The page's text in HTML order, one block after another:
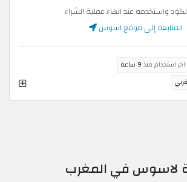
واستخدمه عند انهاء عملية الشراء
المتابعة إلى موقع اسوس
اخر استخدام منذ 9 ساعة
لاسوس في المغرب